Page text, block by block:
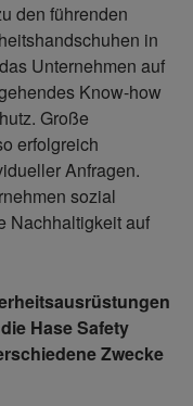
den führenden
in
Unternehmen auf
Know-how
Große
erfolgreich
Anfragen.
sozial
Nachhaltigkeit auf
Hase Safety
Zwecke